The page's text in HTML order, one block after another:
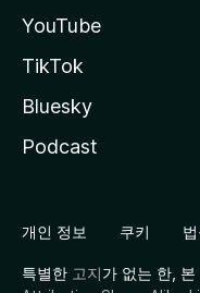
YouTube
TikTok
Bluesky
Podcast
개인 정보 쿠키
특별한 고지가 없는 한,